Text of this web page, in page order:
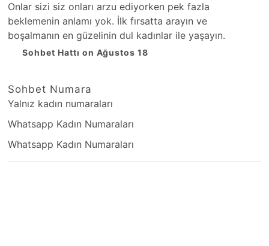
Onlar sizi siz onları arzu ediyorken pek fazla
beklemenin anlamı yok. İlk fırsatta arayın ve
boşalmanın en güzelinin dul kadınlar ile yaşayın.
Sohbet Hattı on Ağustos 18
Sohbet Numara
Yalnız kadın numaraları
Whatsapp Kadın Numaraları
Whatsapp Kadın Numaraları